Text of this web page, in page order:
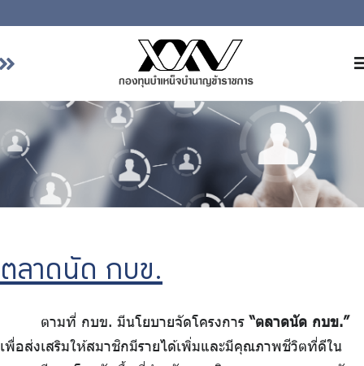
เกี่ยวกับ กบข.
บริการสมาชิก
ลงทุน
รายงานผลการดำเนินงาน
จัดซื้อจัดจ้าง
บริการเจ้าหน้าที่ส่วนราชการ
ตลาดนัด กบข.
ตามที่ กบข. มีนโยบายจัดโครงการ“ตลาดนัด กบข.”
เพื่อส่งเสริมให้สมาชิกมีรายได้เพิ่มและมีคุณภาพชีวิตที่ดีใน